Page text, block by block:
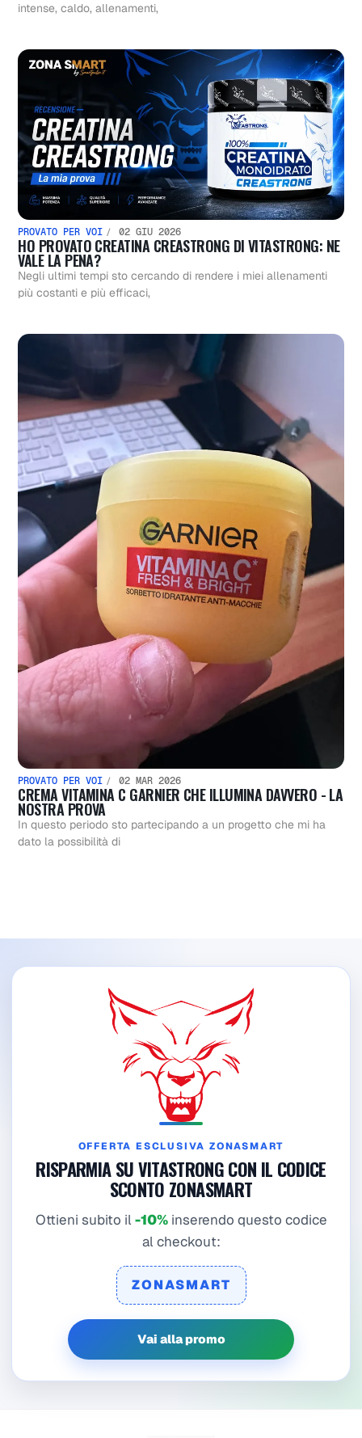
intense, caldo, allenamenti,
PROVATO PER VOI 02 GIU 2026
HO PROVATO CREATINA CREASTRONG DI VITASTRONG: NE
VALE LA PENA?
Negli ultimi tempi sto cercando di rendere i miei allenamenti
più costanti e più efficaci,
PROVATO PER VOI 02 MAR 2026
CREMA VITAMINA C GARNIER CHE ILLUMINA DAVVERO - LA
NOSTRA PROVA
In questo periodo sto partecipando a un progetto che mi ha
dato la possibilità di
OFFERTA ESCLUSIVA ZONASMART
RISPARMIA SU VITASTRONG CON IL CODICE
SCONTO ZONASMART
Ottieni subito il -10%inserendo questo codice
al checkout:
ZONASMART
Vai alla promo